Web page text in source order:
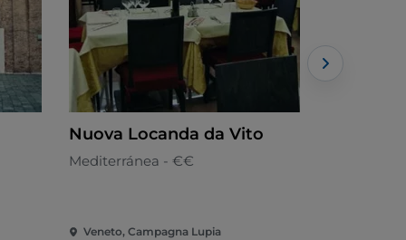
Nuova Locanda da Vito
Mediterránea - €€
Veneto, Campagna Lupia